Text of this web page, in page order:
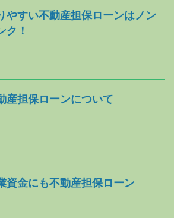
やすい不動産担保ローンはノン
ク！
産担保ローンについて
資金にも不動産担保ローン